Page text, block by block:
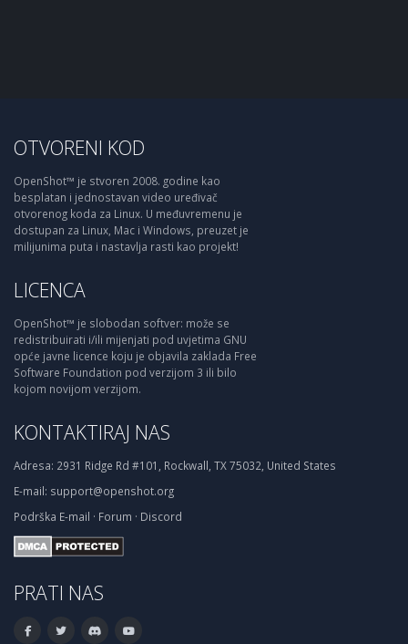
OTVORENI KOD
OpenShot™ je stvoren 2008. godine kao
besplatan i jednostavan video uređivač
otvorenog koda za Linux. U međuvremenu je
dostupan za Linux, Mac i Windows, preuzet je
milijunima puta i nastavlja rasti kao projekt!
LICENCA
OpenShot™ je slobodan softver: može se
redistribuirati i/ili mijenjati pod uvjetima GNU
opće javne licence koju je objavila zaklada Free
Software Foundation pod verzijom 3 ili bilo
kojom novijom verzijom.
KONTAKTIRAJ NAS
Adresa: 2931 Ridge Rd #101, Rockwall, TX 75032, United States
E-mail: support@openshot.org
Podrška E-mail · Forum · Discord
PRATI NAS